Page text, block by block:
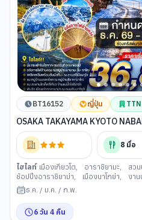
BT16152 ญี่ปุ่น
OSAKA TAKAYAMA KYOTO NABANANO SATO WINTER 6D 4N
BY XJ --- DEC'26 - FEB'27 -- ซุปต
8 มื้อ
ไฮไลท์ เมืองเกียวโต, อาราชิยามะ, สวน
ช้อปปิ้งอาราชิยาม่า, เมืองนาโกย่า,
งา
โนะ ซาโตะ , เมืองกิฟุ
จิ, สะพานนาคะบาชิ
โฮทะกะ, ลานสกีเมืองกุโจ
LALAPORT & MITSUI OUTLET PARK
ธ.ค. / ม.ค. / ก.พ.
6 วัน 4 คืน